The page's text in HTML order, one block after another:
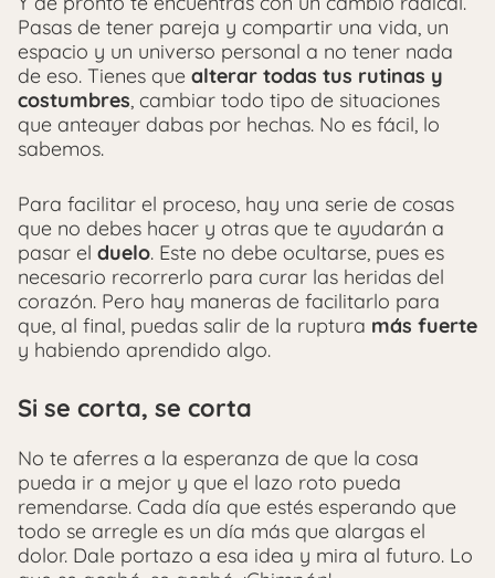
Pasas de tener pareja y compartir una vida, un
espacio y un universo personal a no tener nada
de eso. Tienes que alterar todas tus rutinas y
costumbres, cambiar todo tipo de situaciones
que anteayer dabas por hechas. No es fácil, lo
sabemos.
Para facilitar el proceso, hay una serie de cosas
que no debes hacer y otras que te ayudarán a
pasar el duelo. Este no debe ocultarse, pues es
necesario recorrerlo para curar las heridas del
corazón. Pero hay maneras de facilitarlo para
que, al final, puedas salir de la ruptura más fuerte
y habiendo aprendido algo.
Si se corta, se corta
No te aferres a la esperanza de que la cosa
pueda ir a mejor y que el lazo roto pueda
remendarse. Cada día que estés esperando que
todo se arregle es un día más que alargas el
dolor. Dale portazo a esa idea y mira al futuro. Lo